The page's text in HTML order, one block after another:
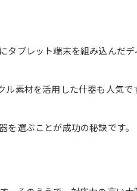
ブレット端末を組み込んだ
素材を活用した什器も人気
選ぶことが成功の秘訣です。